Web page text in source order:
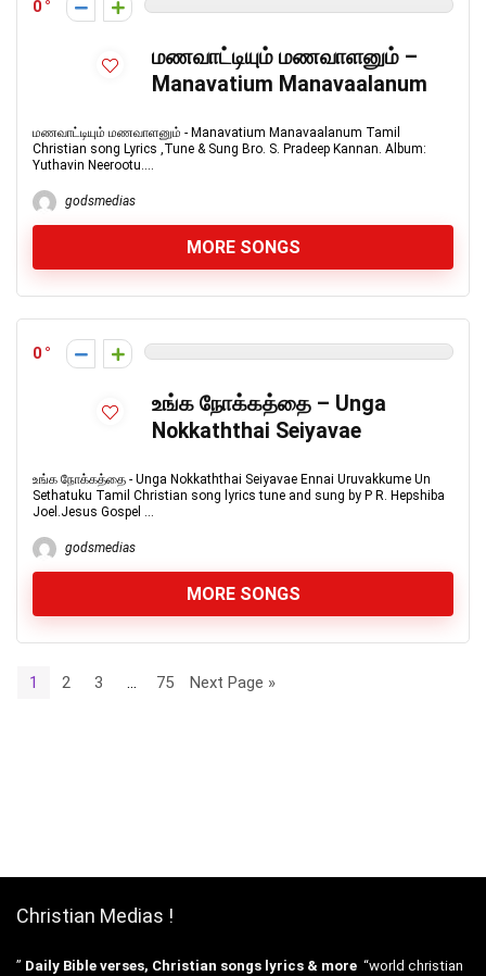
0
மணவாட்டியும் மணவாளனும் –
Manavatium Manavaalanum
மணவாட்டியும் மணவாளனும் - Manavatium Manavaalanum Tamil
Christian song Lyrics ,Tune & Sung Bro. S. Pradeep Kannan. Album:
Yuthavin Neerootu....
godsmedias
MORE SONGS
0
உங்க நோக்கத்தை – Unga
Nokkaththai Seiyavae
உங்க நோக்கத்தை - Unga Nokkaththai Seiyavae Ennai Uruvakkume Un
Sethatuku Tamil Christian song lyrics tune and sung by P R. Hepshiba
Joel.Jesus Gospel ...
godsmedias
MORE SONGS
1 2 3 75 Next Page »
Christian Medias !
” Daily Bible verses, Christian songs lyrics & more “world christian